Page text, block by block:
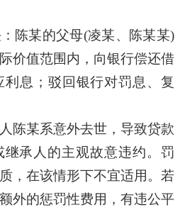
某的父母(凌某、陈某某)
价值范围内，向银行偿还借
息；驳回银行对罚息、复
某系意外去世，导致贷款
承人的主观故意违约。罚
，在该情形下不宜适用。若
外的惩罚性费用，有违公平